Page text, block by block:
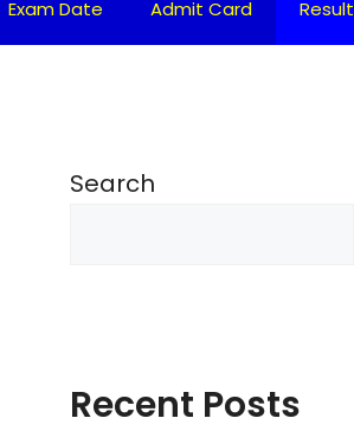
Exam Date Admit Card Result
Search
Recent Posts